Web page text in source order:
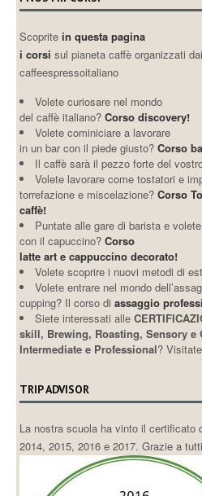
Scopritein questa pagina
i corsi sul pianeta caffè organizzati
caffeespressoitaliano
Volete curiosare nel mondo
del caffè italiano? Corso discovery!
Volete cominiciare a lavorare
in un bar con il piede giusto? Corso
Il caffè sarà il pezzo forte del
Volete lavorare come tostatori e
torrefazione e miscelazione?Corso
caffè!
Puntate alle gare di barista e
con il capuccino?Corso
latte art e cappuccino decorato!
Volete scoprire i nuovi metodi di
Volete entrare nel mondo
cupping? Il corso diassaggio
Siete interessati alle
skill, Brewing, Roasting, Sensory e
Intermediate e Professional?
TRIP ADVISOR
La nostra scuola ha vinto il certificato
2014, 2015, 2016 e 2017. Grazie a